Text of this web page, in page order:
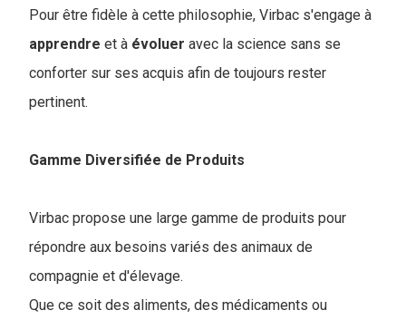
Pour être fidèle à cette philosophie, Virbac s'engage à
apprendre et à évoluer avec la science sans se
conforter sur ses acquis afin de toujours rester
pertinent.
Gamme Diversifiée de Produits
Virbac propose une large gamme de produits pour
répondre aux besoins variés des animaux de
compagnie et d'élevage.
Que ce soit des aliments, des médicaments ou